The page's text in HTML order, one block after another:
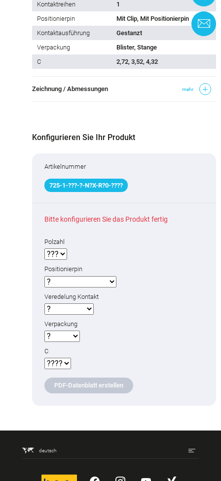
Kontaktreihen
1
Positionierpin
Mit Clip, Mit Positionierpin
Kontaktausführung
Gestanzt
Verpackung
Blister, Stange
C
2,72, 3,52, 4,32
Zeichnung / Abmessungen mehr
Konfigurieren Sie Ihr Produkt
Artikelnummer
725-1-???-?-N?X-R?0-????
Bitte konfigurieren Sie das Produkt fertig
Polzahl
Positionierpin
Veredelung Kontakt
Verpackung
C
PDF-Datenblatt erstellen
deutsch